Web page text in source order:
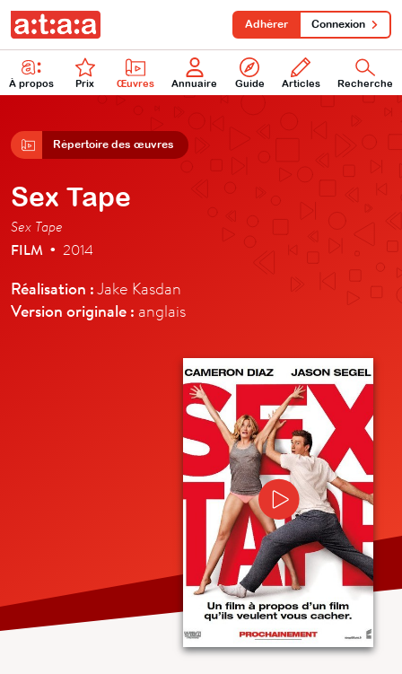
À propos Prix Œuvres Annuaire Guide Articles Recherche
Adhérer Connexion
Répertoire des œuvres
Sex Tape
Sex Tape
FILM • 2014
Réalisation :Jake Kasdan
Version originale : anglais